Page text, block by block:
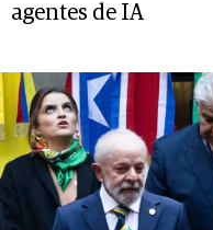
agentes de IA